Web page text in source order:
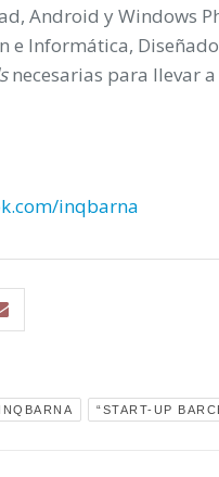
Android y Windows
e Informática,
necesarias para llevar
inqbarna
INQBARNA “START-UP